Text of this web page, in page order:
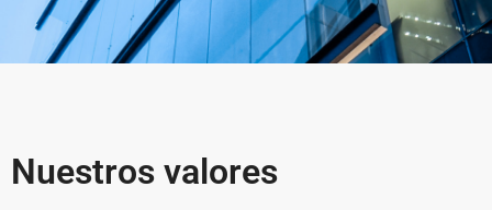
Nuestros valores